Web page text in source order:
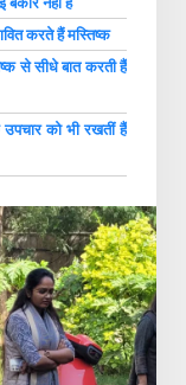
करते हैं मस्तिष्क
से सीधे बात करती हैं
को भी रखतीं हैं